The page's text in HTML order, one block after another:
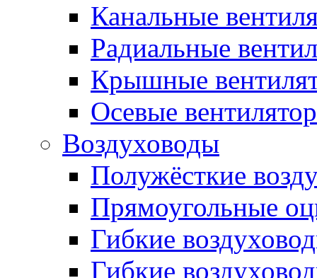
Канальные
Радиальные
Крышные
Осевые
Воздуховоды
Полужёсткие
Прямоугольные
Гибкие
Гибкие